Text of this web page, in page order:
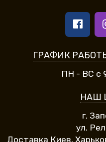
ГРАФИК
ПН - ВС с
НАШ
г.
ул.
Доставка Киев,